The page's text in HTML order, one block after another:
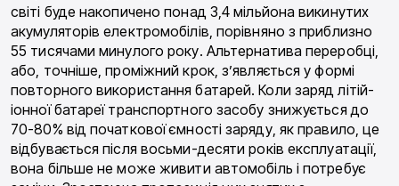
світі буде накопичено понад 3,4 мільйона викинутих
акумуляторів електро­мобілів, порівняно з приблизно
55 тисячами мину­лого року. Альтернатива переробці,
або, точніше, проміжний крок, з’являється у формі
повторного ви­користання батарей. Коли заряд літій-
іонної батареї транспортного засобу знижується до
70-80% від по­чаткової ємності заряду, як правило, це
відбуваєть­ся після восьми-десяти років експлуатації,
вона більше не може живити автомобіль і потребує